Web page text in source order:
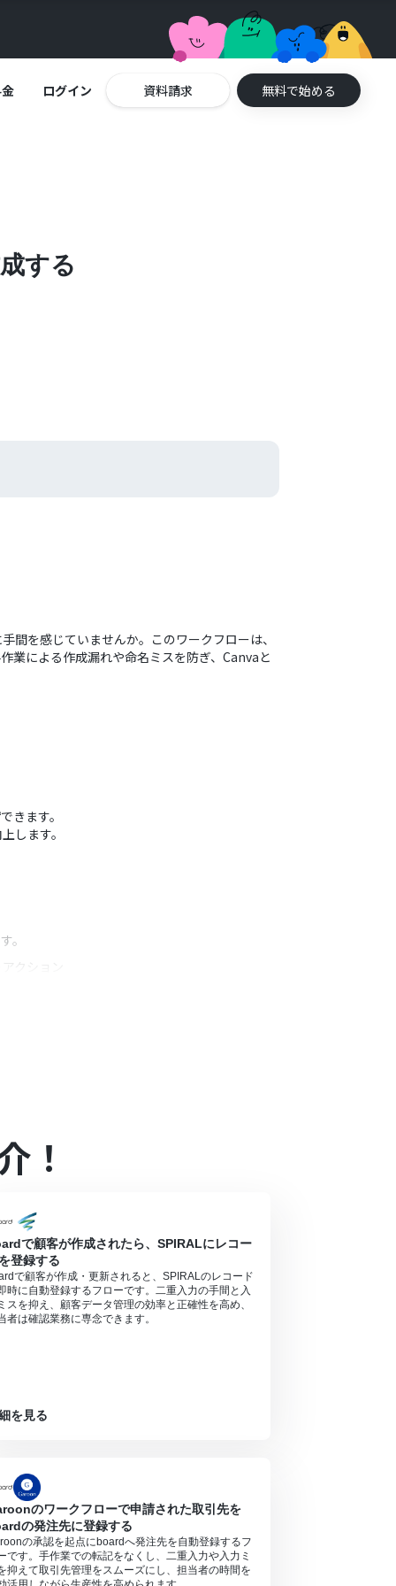
ログイン 資料請求 無料で始める
する
を感じていませんか。このワークフローは、
業による作成漏れや命名ミスを防ぎ、Canvaと
きます。
します。
。
リや機能（オペレーション）を使用すること
！
で顧客が作成されたら、SPIRALにレコー
登録する
で顧客が作成・更新されると、SPIRALのレコード
時に自動登録するフローです。二重入力の手間と入
スを抑え、顧客データ管理の効率と正確性を高め、
者は確認業務に専念できます。
を見る
のワークフローで申請された取引先を
の発注先に登録する
の承認を起点にboardへ発注先を自動登録するフ
です。手作業での転記をなくし、二重入力や入力ミ
抑えて取引先管理をスムーズにし、担当者の時間を